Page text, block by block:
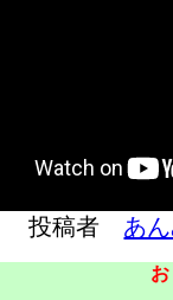
投稿者 あ